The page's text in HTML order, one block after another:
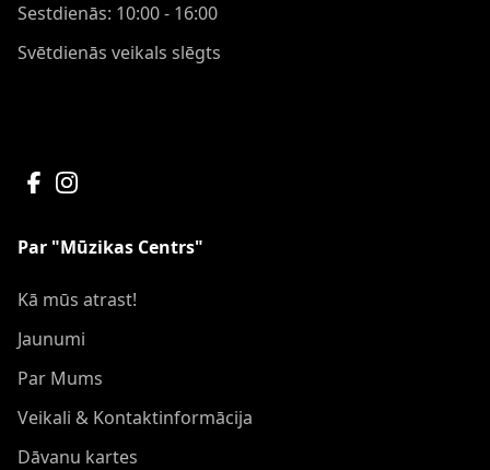
Sestdienās: 10:00 - 16:00
Svētdienās veikals slēgts
Par "Mūzikas Centrs"
Kā mūs atrast!
Jaunumi
Par Mums
Veikali & Kontaktinformācija
Dāvanu kartes